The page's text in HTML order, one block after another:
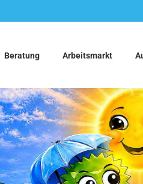
Beratung Arbeitsmarkt